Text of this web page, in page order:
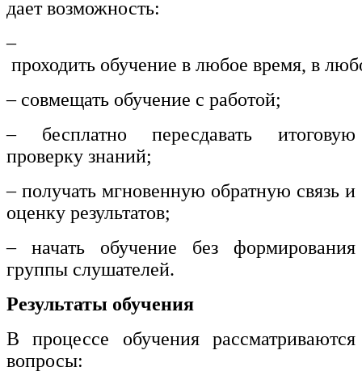
дает возможность:
–
проходить обучение в любое время, в
– совмещать обучение с работой;
– бесплатно пересдавать итоговую
проверку знаний;
– получать мгновенную обратную связь и
оценку результатов;
– начать обучение без формирования
группы слушателей.
Результаты обучения
В процессе обучения рассматриваются
вопросы: